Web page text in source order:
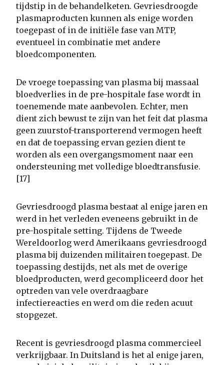
tijdstip in de behandelketen. Gevriesdroogde
plasmaproducten kunnen als enige worden
toegepast of in de initiële fase van MTP,
eventueel in combinatie met andere
bloedcomponenten.
De vroege toepassing van plasma bij massaal
bloedverlies in de pre-hospitale fase wordt in
toenemende mate aanbevolen. Echter, men
dient zich bewust te zijn van het feit dat plasma
geen zuurstof-transporterend vermogen heeft
en dat de toepassing ervan gezien dient te
worden als een overgangsmoment naar een
ondersteuning met volledige bloedtransfusie.
[17]
Gevriesdroogd plasma bestaat al enige jaren en
werd in het verleden eveneens gebruikt in de
pre-hospitale setting. Tijdens de Tweede
Wereldoorlog werd Amerikaans gevriesdroogd
plasma bij duizenden militairen toegepast. De
toepassing destijds, net als met de overige
bloedproducten, werd gecompliceerd door het
optreden van vele overdraagbare
infectiereacties en werd om die reden acuut
stopgezet.
Recent is gevriesdroogd plasma commercieel
verkrijgbaar. In Duitsland is het al enige jaren,